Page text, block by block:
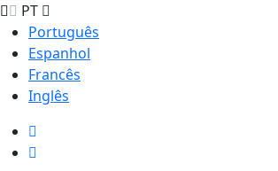
PT
Português
Espanhol
Francês
Inglês